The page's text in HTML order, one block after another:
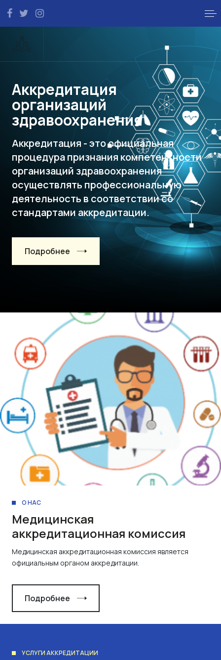
Аккредитация
организаций
здравоохранения
Аккредитация - это официальная
процедура признания компетентности
организаций здравоохранения
осуществлять профессиональную
деятельность в соответствии со
стандартами аккредитации.
Подробнее
О НАС
Медицинская
аккредитационная комиссия
Медицинская аккредитационная комиссия является
официальным органом аккредитации.
Подробнее
УСЛУГИ АККРЕДИТАЦИИ